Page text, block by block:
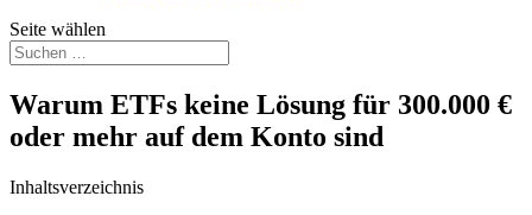
Seite wählen
Warum ETFs keine Lösung für 300.000 €
oder mehr auf dem Konto sind
Inhaltsverzeichnis